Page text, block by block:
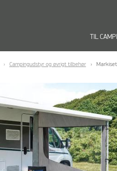
TIL
Campingudstyr og øvrigt tilbehør